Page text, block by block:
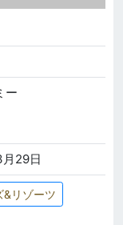
ー
29日
&リゾーツ